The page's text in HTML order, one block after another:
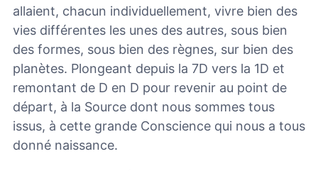
allaient, chacun individuellement, vivre bien des
vies différentes les unes des autres, sous bien
des formes, sous bien des règnes, sur bien des
planètes. Plongeant depuis la 7D vers la 1D et
remontant de D en D pour revenir au point de
départ, à la Source dont nous sommes tous
issus, à cette grande Conscience qui nous a tous
donné naissance.